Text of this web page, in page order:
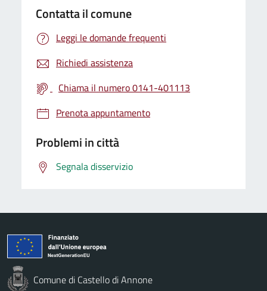
Contatta il comune
Leggi le domande frequenti
Richiedi assistenza
Chiama il numero 0141-401113
Prenota appuntamento
Problemi in città
Segnala disservizio
Comune di Castello di Annone